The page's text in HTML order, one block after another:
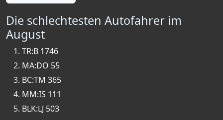
Die schlechtesten Autofahrer im
August
TR:B 1746
MA:DO 55
BC:TM 365
MM:IS 111
BLK:LJ 503